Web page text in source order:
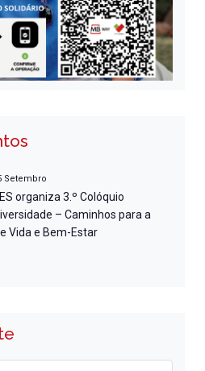
Setembro
organiza 3.º Colóquio
– Caminhos para a
Vida e Bem-Estar